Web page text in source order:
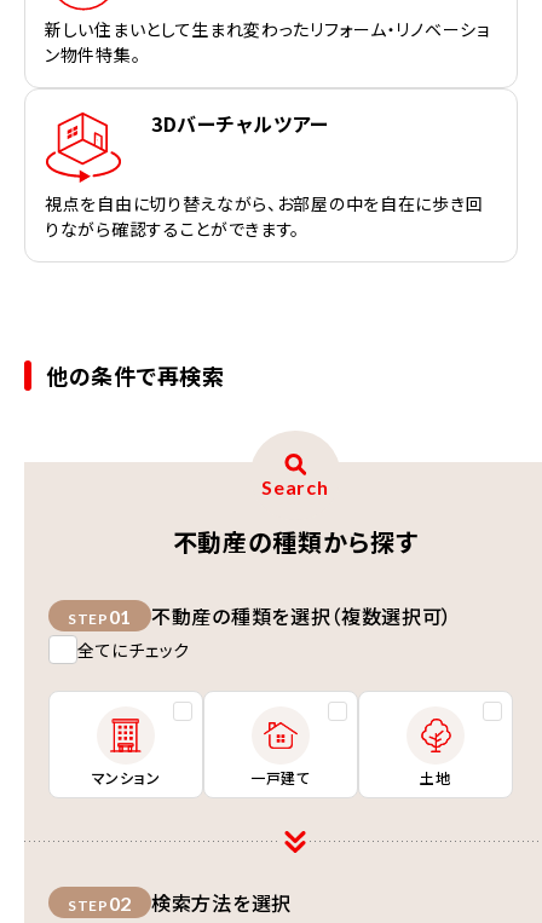
新しい住まいとして生まれ変わったリフォーム・リノベーショ
ン物件特集。
3Dバーチャルツアー
視点を自由に切り替えながら、お部屋の中を自在に歩き回
りながら確認することができます。
他の条件で再検索
Search
不動産の種類から探す
STEP 01 不動産の種類を選択（複数選択可）
全てにチェック
マンション 一戸建て 土地
STEP 02 検索方法を選択